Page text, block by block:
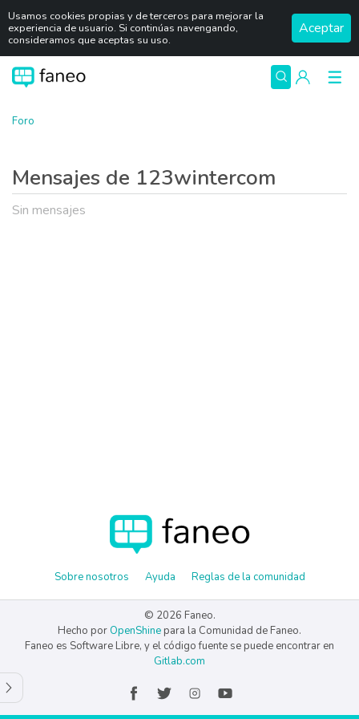
Usamos cookies propias y de terceros para mejorar la
experiencia de usuario. Si continúas navengando,
consideramos que aceptas su uso.
Aceptar
Foro
Mensajes de 123wintercom
Sin mensajes
Sobre nosotros Ayuda Reglas de la comunidad
© 2026 Faneo.
Hecho por OpenShine para la Comunidad de Faneo.
Faneo es Software Libre, y el código fuente se puede encontrar en
Gitlab.com